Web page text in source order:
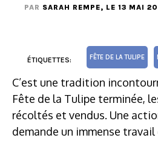
PAR SARAH REMPE, LE 13 MAI
ÉTIQUETTES: FÊTE DE LA TULIPE
C’est une tradition
Fête de la Tulipe terminée,
récoltés et vendus. Une
demande un immense travail